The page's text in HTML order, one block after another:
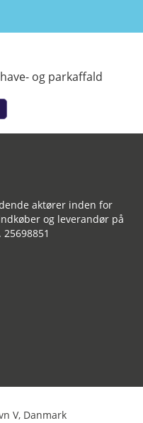
og parkaffald
aktører inden for
og leverandør på
V, Danmark